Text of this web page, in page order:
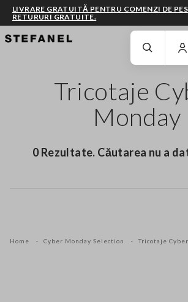
MERGI LA CONȚINUTUL PRINCIPALDERULEAZĂ ÎN
LIVRARE GRATUITĂ PENTRU COMENZI DE
RETURURI GRATUITE.
Tricotaje
Monday
0 Rezultate. Căutarea nu a
Home Cyber Monday Selection Tricotaje